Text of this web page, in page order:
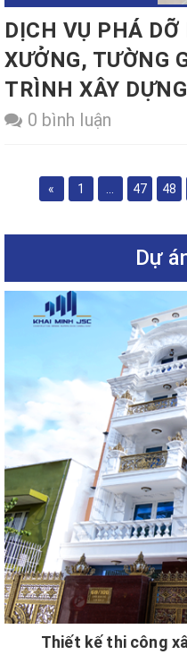
DỊCH VỤ PHÁ
XƯỞNG, TƯỜNG
TRÌNH XÂY DỰNG
0 bình luận
« 1 47 48
Dự
Thiết kế thi công